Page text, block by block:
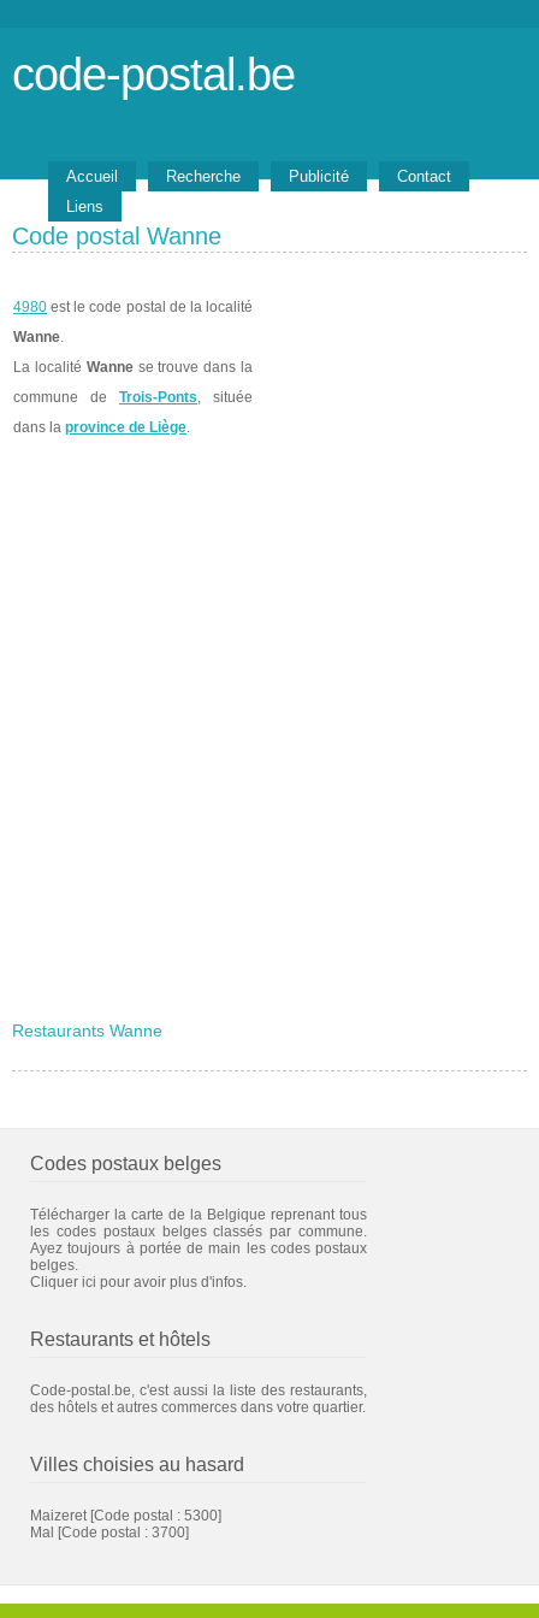
code-postal.be
Accueil Recherche Publicité
Contact
Liens
Code postal Wanne
4980 est le code postal de la localité
Wanne.
La localité Wannese trouve dans la
commune de Trois-Ponts, située
dans la province de Liège.
Restaurants Wanne
Codes postaux belges
Télécharger la carte de la Belgique reprenant tous
les codes postaux belges classés par commune.
Ayez toujours à portée de main les codes postaux
belges.
Cliquer ici pour avoir plus d'infos.
Restaurants et hôtels
Code-postal.be, c'est aussi la liste des restaurants,
des hôtels et autres commerces dans votre quartier.
Villes choisies au hasard
Maizeret [Code postal : 5300]
Mal [Code postal : 3700]